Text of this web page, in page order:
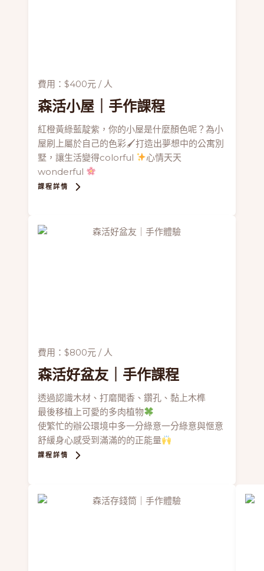
費用：$400元 / 人
森活小屋 ｜手作課程
紅橙黃綠藍靛紫，你的小屋是什麼顏色呢？為小
屋刷上屬於自己的色彩🖌打造出夢想中的公寓別
墅，讓生活變得colorful
心情天天
wonderful
課程詳情
費用：$800元 / 人
森活好盆友 ｜手作課程
透過認識木材、打磨聞香、鑽孔、黏上木榫
最後移植上可愛的多肉植物
使繁忙的辦公環境中多一分綠意一分綠意與愜意
舒緩身心感受到滿滿的的正能量
課程詳情